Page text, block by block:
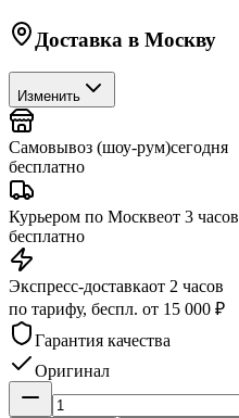
Доставка в Москву
Изменить
Самовывоз (шоу-рум)сегодня
бесплатно
Курьером по Москвеот 3 часов
бесплатно
Экспресс-доставкаот 2 часов
по тарифу, беспл. от 15 000 ₽
Гарантия качества
Оригинал